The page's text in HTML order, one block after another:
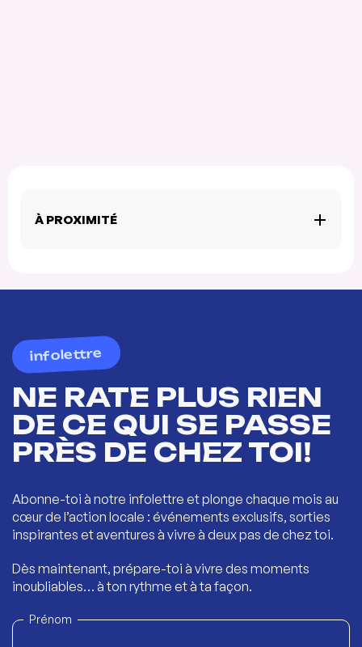
À PROXIMITÉ
infolettre
NE RATE PLUS RIEN
DE CE QUI SE PASSE
PRÈS DE CHEZ TOI!
Abonne-toi à notre infolettre et plonge chaque mois au
cœur de l’action locale : événements exclusifs, sorties
inspirantes et aventures à vivre à deux pas de chez toi.
Dès maintenant, prépare-toi à vivre des moments
inoubliables… à ton rythme et à ta façon.
Prénom